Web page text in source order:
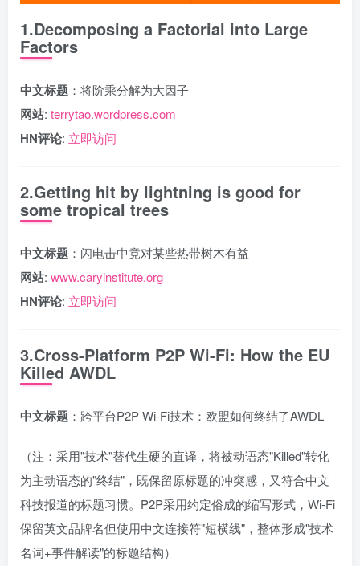
1.Decomposing a Factorial into Large
Factors
中文标题 ：将阶乘分解为大因子
网站: terrytao.wordpress.com
HN评论: 立即访问
2.Getting hit by lightning is good for
some tropical trees
中文标题 ：闪电击中竟对某些热带树木有益
网站: www.caryinstitute.org
HN评论: 立即访问
3.Cross-Platform P2P Wi-Fi: How the EU
Killed AWDL
中文标题 ：跨平台P2P Wi-Fi技术：欧盟如何终结了AWDL
（注：采用"技术"替代生硬的直译，将被动语态"Killed"转化
为主动语态的"终结"，既保留原标题的冲突感，又符合中文
科技报道的标题习惯。P2P采用约定俗成的缩写形式，Wi-Fi
保留英文品牌名但使用中文连接符"短横线"，整体形成"技术
名词+事件解读"的标题结构）